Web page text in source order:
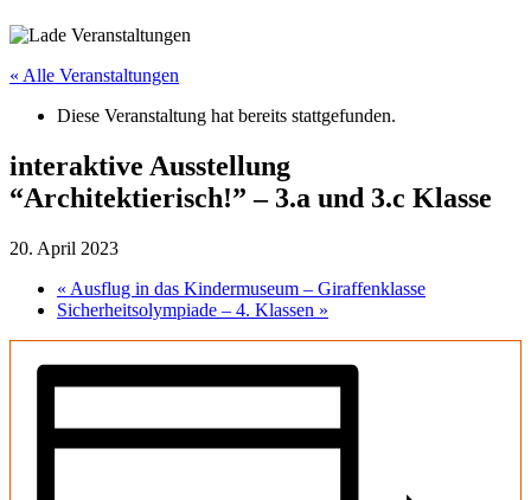
« Alle Veranstaltungen
Diese Veranstaltung hat bereits stattgefunden.
interaktive Ausstellung
“Architektierisch!” – 3.a und 3.c Klasse
20. April 2023
« Ausflug in das Kindermuseum – Giraffenklasse
Sicherheitsolympiade – 4. Klassen »